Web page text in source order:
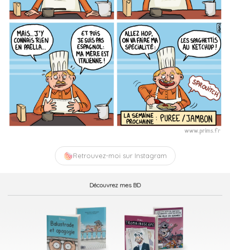
Retrouvez-moi sur Instagram
Découvrez mes BD